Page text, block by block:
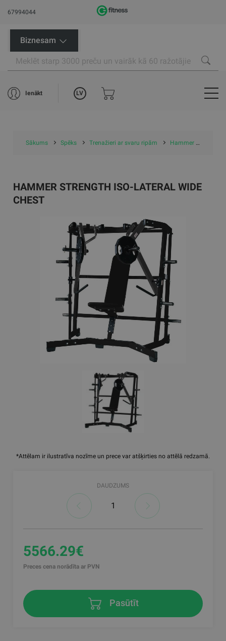
67994044
Biznesam
Ienākt LV
Sākums Spēks Trenažieri ar svaru ripām Hammer Strength Iso-Lateral Wide Chest
*Attēlam ir ilustratīva nozīme un prece var atšķirties no attēlā redzamā.
HAMMER STRENGTH ISO-LATERAL WIDE
CHEST
DAUDZUMS
5566.29€
Preces cena norādīta ar PVN
Pasūtīt